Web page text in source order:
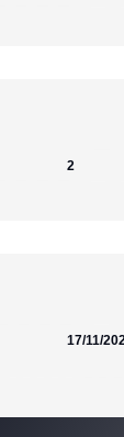
2
17/11/